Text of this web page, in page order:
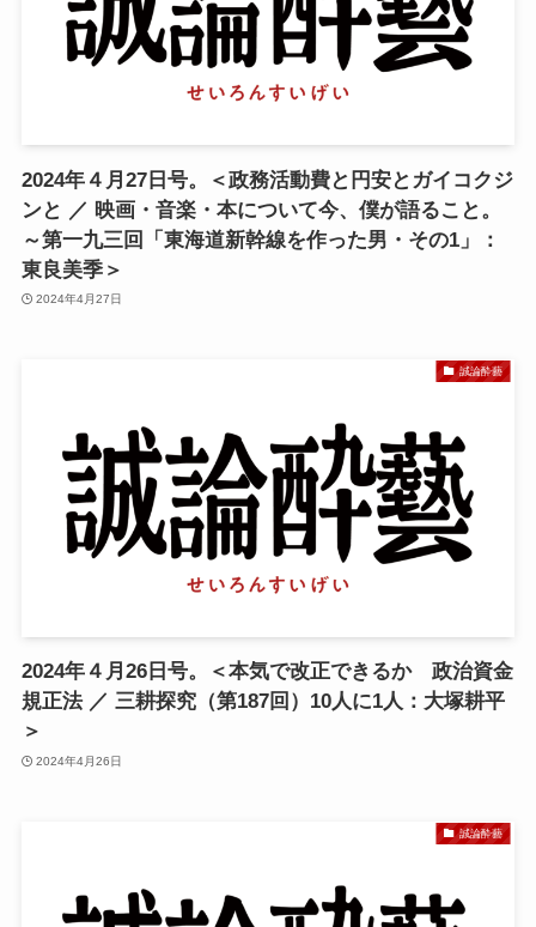
2024年４月27日号。＜政務活動費と円安とガイコクジ
ンと ／ 映画・音楽・本について今、僕が語ること。
～第一九三回「東海道新幹線を作った男・その1」：
東良美季＞
2024年4月27日
誠論酔藝
2024年４月26日号。＜本気で改正できるか 政治資金
規正法 ／ 三耕探究（第187回）10人に1人：大塚耕平
＞
2024年4月26日
誠論酔藝